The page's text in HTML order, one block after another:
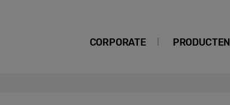
CORPORATE PRODUCTEN